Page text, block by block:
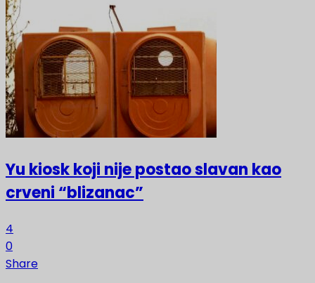
Yu kiosk koji nije postao slavan kao
crveni “blizanac”
4
0
Share